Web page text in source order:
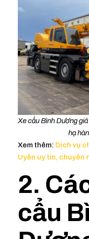
Xe cẩu Bình Dương
hạ
Xem thêm: Dịch vụ
Uyên uy tín, chuyên
2.
cẩu